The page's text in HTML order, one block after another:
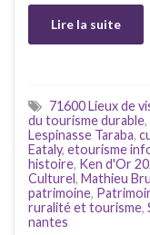
Lire la suite
71600 Lieux de
du tourisme durable,
Lespinasse Taraba,
Eataly, etourisme
histoire, Ken d'Or
Culturel, Mathieu
patrimoine,
ruralité et tourisme,
nantes